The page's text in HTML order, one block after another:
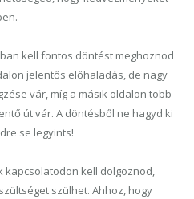
kell fontos döntést meghoznod
jelentős előhaladás, de nagy
vár, míg a másik oldalon több
út vár. A döntésből ne hagyd ki
se legyints!
kapcsolatodon kell dolgoznod,
szülhet. Ahhoz, hogy